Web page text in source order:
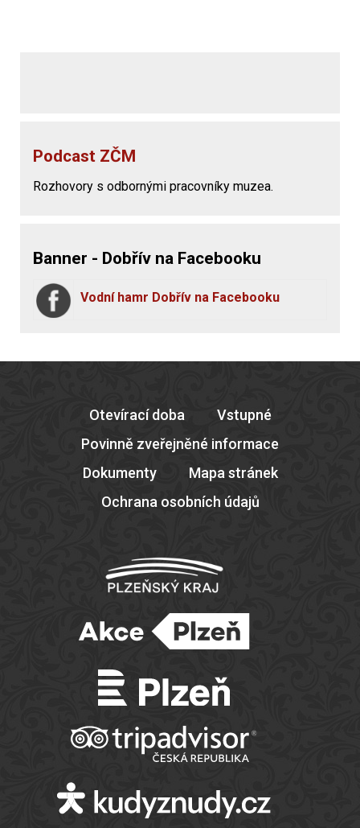
Podcast ZČM
Rozhovory s odbornými pracovníky muzea.
Banner - Dobřív na Facebooku
Vodní hamr Dobřív na Facebooku
Otevírací doba
Vstupné
Povinně zveřejněné informace
Dokumenty
Mapa stránek
Ochrana osobních údajů